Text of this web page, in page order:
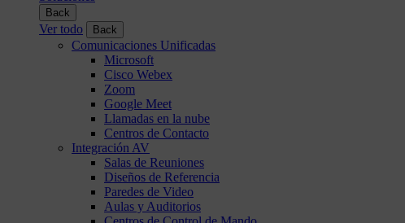
Back
Ver todo Back
Comunicaciones Unificadas
Microsoft
Cisco Webex
Zoom
Google Meet
Llamadas en la nube
Centros de Contacto
Integración AV
Salas de Reuniones
Diseños de Referencia
Paredes de Video
Aulas y Auditorios